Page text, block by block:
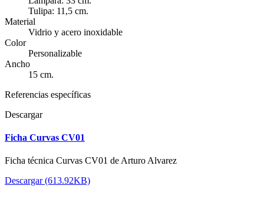
Tulipa: 11,5 cm.
Material
Vidrio y acero inoxidable
Color
Personalizable
Ancho
15 cm.
Referencias específicas
Descargar
Ficha Curvas CV01
Ficha técnica Curvas CV01 de Arturo Alvarez
Descargar (613.92KB)